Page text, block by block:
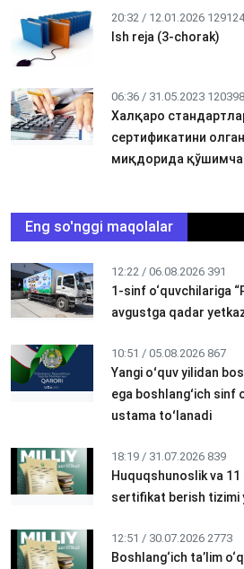
20:32 / 12.01.2026 129124
Ish reja (3-chorak)
06:36 / 31.05.2023 120398
Халқаро
сертификатини
миқдорида қўшимча
Eng so'nggi maqolalar
12:22 / 06.08.2026 391
1-sinf o‘quvchilariga
avgustga qadar
10:51 / 05.08.2026 867
Yangi oʻquv yilidan
ega boshlangʻich sinf
ustama toʻlanadi
18:19 / 31.07.2026 839
Huquqshunoslik va
sertifikat berish tizimi
12:51 / 30.07.2026 2773
Boshlang‘ich ta’lim